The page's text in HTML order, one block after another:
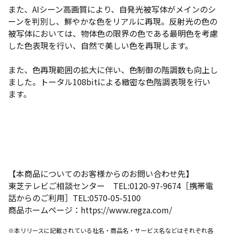
また、AIシーン高画質により、自発光被写体がメインのシ
ーンを判別し、鮮やかな色をリアルに再現。反射光の色の
被写体においては、物体色の限界の色である最明色を考慮
した色表現を行い、自然で美しい色を再現します。
また、色再現範囲の拡大に伴い、色制御の階調数も向上し
ました。トータル108bitによる緻密な色階調表現を行い
ます。
【本商品についてのお客様からのお問い合わせ先】
東芝テレビご相談センター TEL:0120-97-9674［携帯電
話からのご利用］TEL:0570-05-5100
商品ホームページ：https://www.regza.com/
※本リリースに記載されている社名・商品名・サービス名などはそれぞれ各